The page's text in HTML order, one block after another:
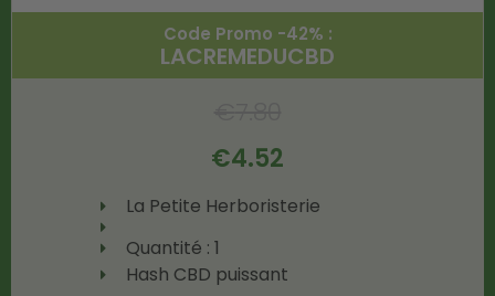
Code Promo -42% :
LACREMEDUCBD
€4.52
La Petite Herboristerie
Quantité : 1
Hash CBD puissant